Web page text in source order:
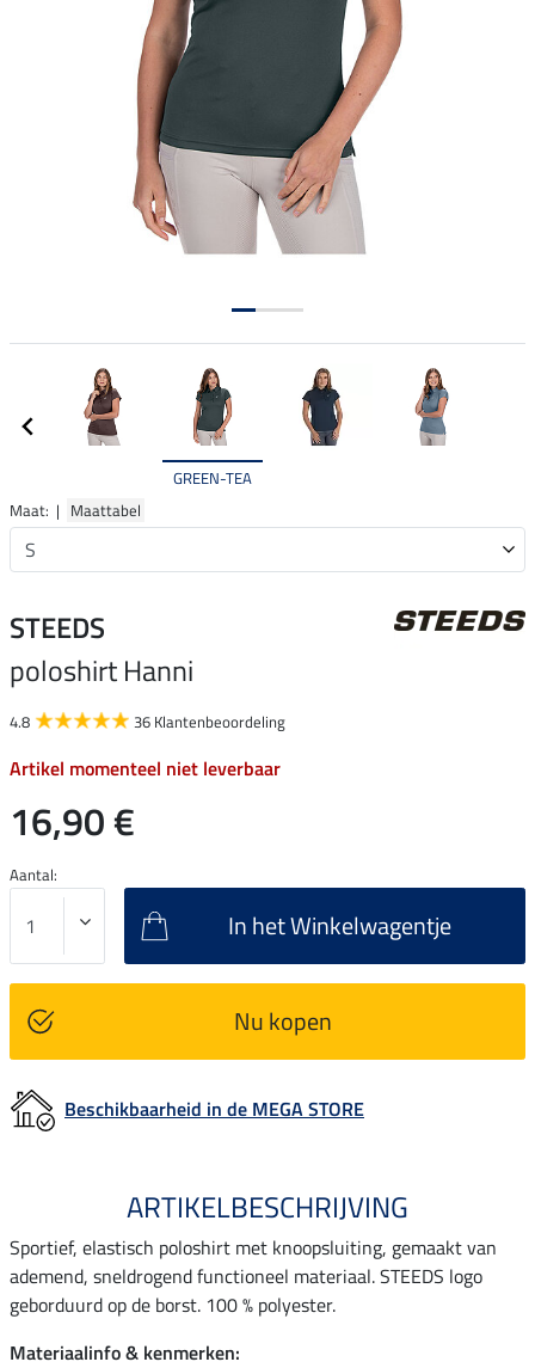
GREEN-TEA
Maat: | Maattabel
STEEDS
poloshirt Hanni
4.8 36 Klantenbeoordeling
Artikel momenteel niet leverbaar
16,90 €
Aantal:
In het Winkelwagentje
Nu kopen
Beschikbaarheid in de MEGA STORE
ARTIKELBESCHRIJVING
Sportief, elastisch poloshirt met knoopsluiting, gemaakt van
ademend, sneldrogend functioneel materiaal. STEEDS logo
geborduurd op de borst. 100 % polyester.
Materiaalinfo & kenmerken: